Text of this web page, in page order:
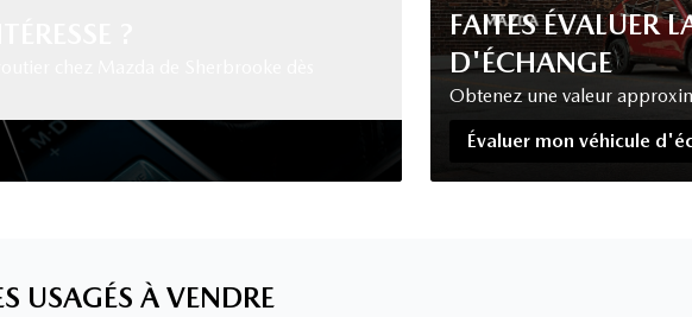
FAITES ÉVALUER
D'ÉCHANGE
Obtenez une valeur
Évaluer mon véhicule
USAGÉS À VENDRE